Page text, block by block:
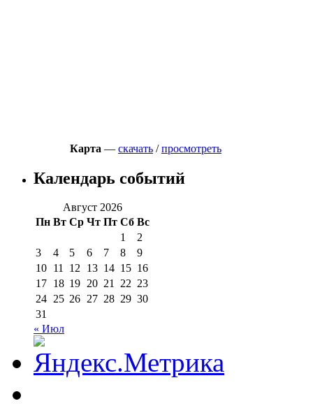
Карта — скачать /просмотреть
Календарь событий
Август 2026
Пн Вт Ср Чт Пт Сб Вс
1
2
3
4 5 6 7 8
9
10 11 12 13 14 15 16
17 18 19 20 21 22 23
24 25 26 27 28 29 30
31
« Июл